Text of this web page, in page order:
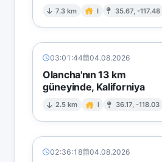
7.3 km I 35.67, -117.48
03:01:44 04.08.2026
Olancha'nın 13 km
güneyinde, Kaliforniya
2.5 km I 36.17, -118.03
02:36:18 04.08.2026